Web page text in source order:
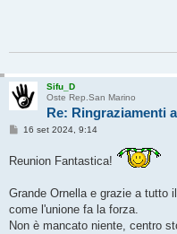
Sifu_D
Oste Rep.San Marino
Re: Ringraziamenti
M
s
g
o
16 set 2024, 9:14
Reunion Fantastica!
Grande Ornella e grazie a tutto
come l'unione fa la forza.
Non è mancato niente, centro